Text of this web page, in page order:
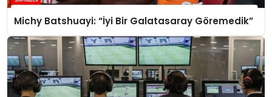
Michy Batshuayi: “İyi Bir Galatasaray Göremedik”